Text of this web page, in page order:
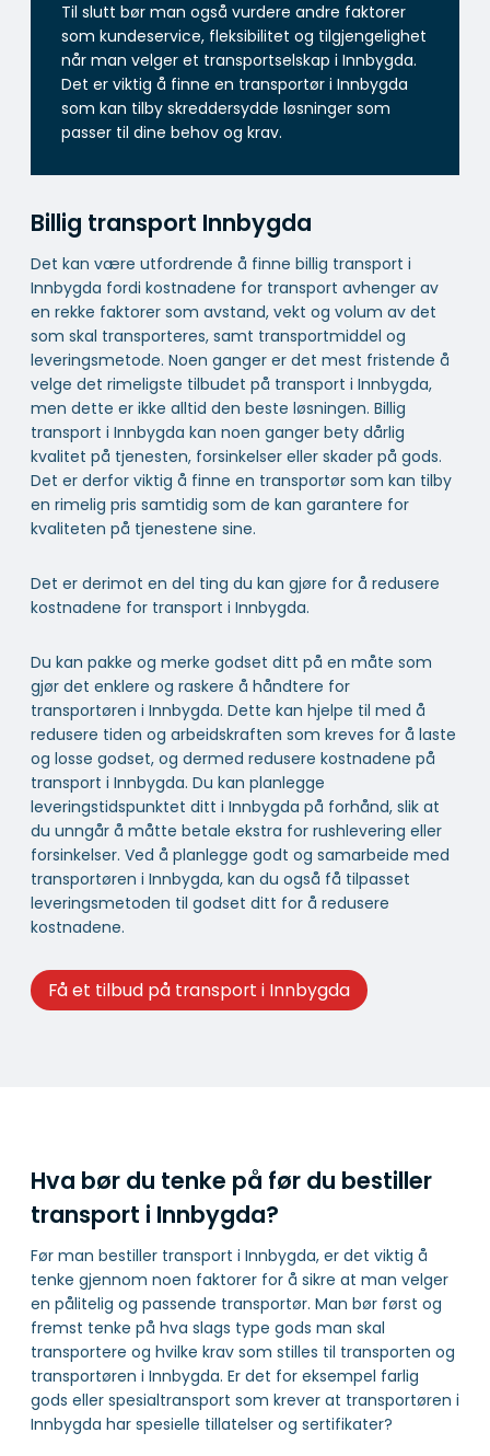
Til slutt bør man også vurdere andre faktorer
som kundeservice, fleksibilitet og tilgjengelighet
når man velger et transportselskap i Innbygda.
Det er viktig å finne en transportør i Innbygda
som kan tilby skreddersydde løsninger som
passer til dine behov og krav.
Billig transport Innbygda
Det kan være utfordrende å finne billig transport i
Innbygda fordi kostnadene for transport avhenger av
en rekke faktorer som avstand, vekt og volum av det
som skal transporteres, samt transportmiddel og
leveringsmetode. Noen ganger er det mest fristende å
velge det rimeligste tilbudet på transport i Innbygda,
men dette er ikke alltid den beste løsningen. Billig
transport i Innbygda kan noen ganger bety dårlig
kvalitet på tjenesten, forsinkelser eller skader på gods.
Det er derfor viktig å finne en transportør som kan tilby
en rimelig pris samtidig som de kan garantere for
kvaliteten på tjenestene sine.
Det er derimot en del ting du kan gjøre for å redusere
kostnadene for transport i Innbygda.
Du kan pakke og merke godset ditt på en måte som
gjør det enklere og raskere å håndtere for
transportøren i Innbygda. Dette kan hjelpe til med å
redusere tiden og arbeidskraften som kreves for å laste
og losse godset, og dermed redusere kostnadene på
transport i Innbygda. Du kan planlegge
leveringstidspunktet ditt i Innbygda på forhånd, slik at
du unngår å måtte betale ekstra for rushlevering eller
forsinkelser. Ved å planlegge godt og samarbeide med
transportøren i Innbygda, kan du også få tilpasset
leveringsmetoden til godset ditt for å redusere
kostnadene.
Få et tilbud på transport i Innbygda
Hva bør du tenke på før du bestiller
transport i Innbygda?
Før man bestiller transport i Innbygda, er det viktig å
tenke gjennom noen faktorer for å sikre at man velger
en pålitelig og passende transportør. Man bør først og
fremst tenke på hva slags type gods man skal
transportere og hvilke krav som stilles til transporten og
transportøren i Innbygda. Er det for eksempel farlig
gods eller spesialtransport som krever at transportøren i
Innbygda har spesielle tillatelser og sertifikater?